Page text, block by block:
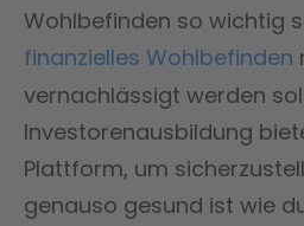
Wohlbefinden so wichtig
finanzielles Wohlbefinden
vernachlässigt werden
Investorenausbildung
Plattform, um
genauso gesund ist wie